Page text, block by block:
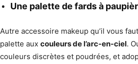
Une palette de fards à
Autre accessoire makeup qu’il vous
palette aux couleurs de l’arc-en-ciel.
couleurs discrètes et poudrées, et